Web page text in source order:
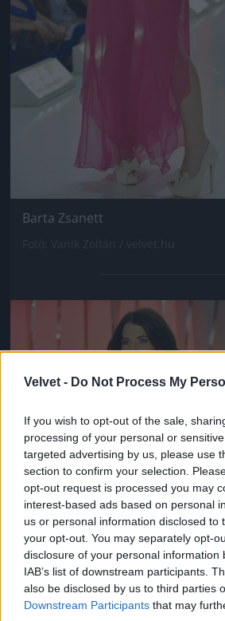
Velvet - Do Not Process My
If you wish to opt-out of the sale,
processing of your personal or
targeted advertising by us, please use
section to confirm your selection.
opt-out request is processed you may
interest-based ads based on personal
us or personal information disclosed to
your opt-out. You may separately opt-
disclosure of your personal information
IAB’s list of downstream participants.
also be disclosed by us to third parties
Downstream Participants that may
Barta Zsanett
Jön még kép!